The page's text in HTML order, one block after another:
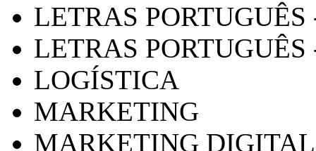
LETRAS
LETRAS PORTUGUÊS
LOGÍSTICA
MARKETING
MARKETING DIGITAL